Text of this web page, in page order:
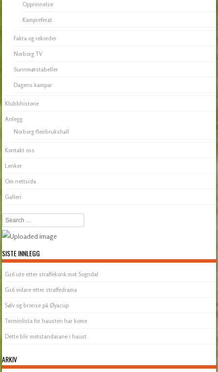
Opprinnelse
Kampreferat
Fakta og rekorder
Norborg TV
Sunnmørstabeller
Dagens kampar
Klubbhistorie
Anlegg
Norborg fleirbrukshall
Kontakt oss
Lenker
Om nettsida
Galleri
Search
SISTE INNLEGG
G16 ute etter straffekonk mot Sogndal
G16 vidare etter straffedrama
Sølv og bronse på Øyacup
Terminlista for hausten har kome
Dette blir motstandarane i haust
ARKIV